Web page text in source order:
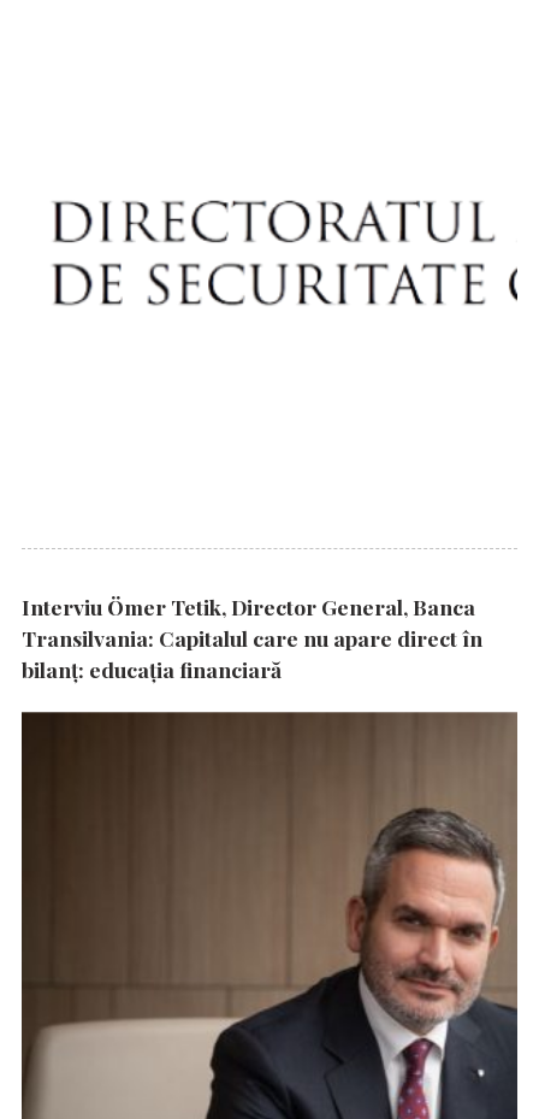
Interviu Ömer Tetik, Director General, Banca
Transilvania: Capitalul care nu apare direct în
bilanț: educația financiară